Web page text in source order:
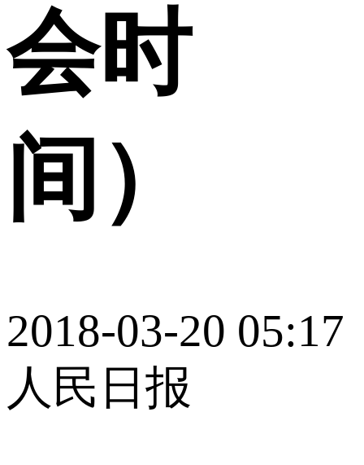
会时
间）
2018-03-20 05:17
人民日报